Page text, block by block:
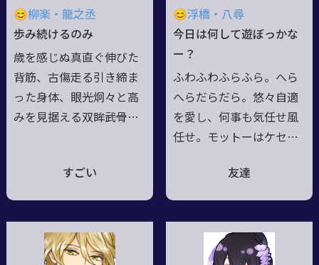
を好む。また酒と花を愛
し、風流を良しとし、月
飄々と自由に振舞う様
は、嘗ての己や見守った
女達の境遇への反動か――
応えるべく、そして災厄
が繰り返されぬように
と、精進の日々を送る。
気質故か、妙に老成・達
観して見える事も屡。
😊柳楽・龍之丞
歩み続けるのみ
歳を感じぬ真直ぐ伸びた
背筋、古傷走る引き締ま
った身体、眼光炯々と高
みを見据える双眸――武骨で
ながら、剣に惚れ込み郷
を飛び出し、雲の如く流
賭してこの道を極めん
と、無銘の刀一振を友と
すごい
😊浮橋・八尋
今日は何して遊ぼっかな
ー？
ふわふわふらふら。へら
へらだらだら。悠々自適
を愛し、何事も気任せ風
任せ。モットーはケセラ
ンじゃないぜー？なん
て、謎めいた笑顔で宣
妖怪。化ける一点に長
じ、髪色から姿形まで、
友達